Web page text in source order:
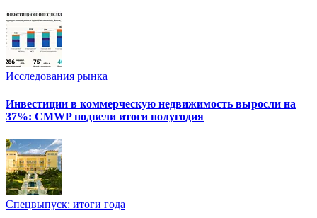
Исследования рынка
Инвестиции в коммерческую недвижимость выросли на
37%: CMWP подвели итоги полугодия
Спецвыпуск: итоги года